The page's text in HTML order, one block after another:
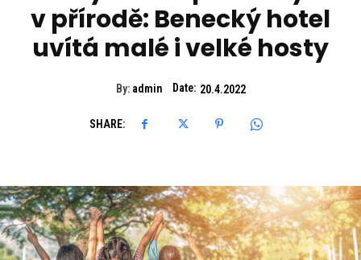
v přírodě: Benecký hotel
uvítá malé i velké hosty
By: admin Date: 20.4.2022
SHARE: